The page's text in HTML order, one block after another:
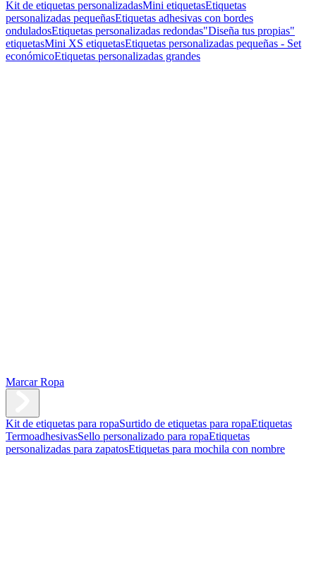
Kit de etiquetas personalizadasMini etiquetasEtiquetas
personalizadas pequeñasEtiquetas adhesivas con bordes
onduladosEtiquetas personalizadas redondas"Diseña tus propias"
etiquetasMini XS etiquetasEtiquetas personalizadas pequeñas - Set
económicoEtiquetas personalizadas grandes
Marcar Ropa
Kit de etiquetas para ropaSurtido de etiquetas para ropaEtiquetas
TermoadhesivasSello personalizado para ropaEtiquetas
personalizadas para zapatosEtiquetas para mochila con nombre